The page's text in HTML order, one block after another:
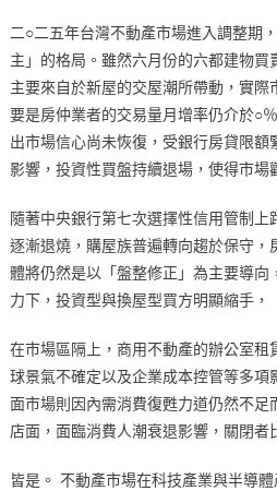
二○二五年台灣不動產市場進入調整期
主」的格局。雖然六月份的六都建物
主要來自於新屋的交屋潮所帶動，實
要是房仲業者的交易量月增率仍介於○
出市場信心尚未恢復，受銀行房貸限
影響，投資性買盤持續退場，使得市場
隨著中央銀行第七次選擇性信用管制
逐漸退燒，購屋族普遍轉向趨於保守
體將仍然是以「盤整修正」為主要導向
力下，投資型與換屋型買方明顯縮手，
在市場區隔上，商用不動產的辦公室
球景氣不確定以及企業成本控管等多
面市場則因內需消費復甦力道仍然不足
店面，面臨消費人潮衰退影響，關閉者
皆是。 不動產市場在科技產業與半導